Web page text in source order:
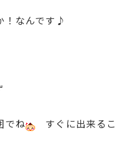
なんです♪
ね すぐに出来る